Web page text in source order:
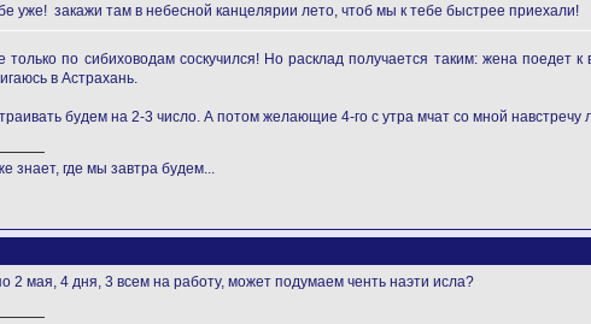
уже! закажи там в небесной канцелярии лето, чтоб мы к тебе быстрее приехали!
по сибиховодам соскучился! Но расклад получается таким: жена поедет
в Астрахань.
будем на 2-3 число. А потом желающие 4-го с утра мчат со мной навстречу
знает, где мы завтра будем...
2 мая, 4 дня, 3 всем на работу, может подумаем ченть наэти исла?